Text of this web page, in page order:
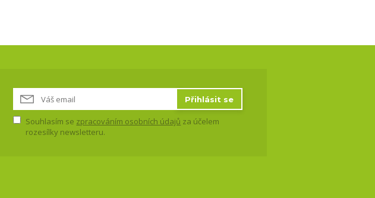
Přihlásit se
Souhlasím se zpracováním osobních údajů za účelem
rozesílky newsletteru.